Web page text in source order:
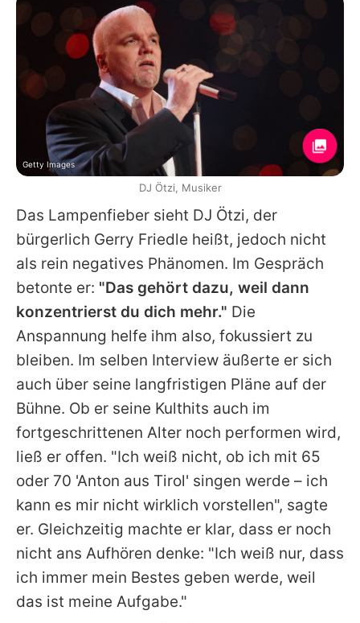
Das Lampenfieber sieht DJ Ötzi, der
bürgerlich Gerry Friedle heißt, jedoch nicht
als rein negatives Phänomen. Im Gespräch
betonte er: "Das gehört dazu, weil dann
konzentrierst du dich mehr." Die
Anspannung helfe ihm also, fokussiert zu
bleiben. Im selben Interview äußerte er sich
auch über seine langfristigen Pläne auf der
Bühne. Ob er seine Kulthits auch im
fortgeschrittenen Alter noch performen wird,
ließ er offen. "Ich weiß nicht, ob ich mit 65
oder 70 'Anton aus Tirol' singen werde – ich
kann es mir nicht wirklich vorstellen", sagte
er. Gleichzeitig machte er klar, dass er noch
nicht ans Aufhören denke: "Ich weiß nur, dass
ich immer mein Bestes geben werde, weil
das ist meine Aufgabe."
Getty Images
DJ Ötzi, Musiker